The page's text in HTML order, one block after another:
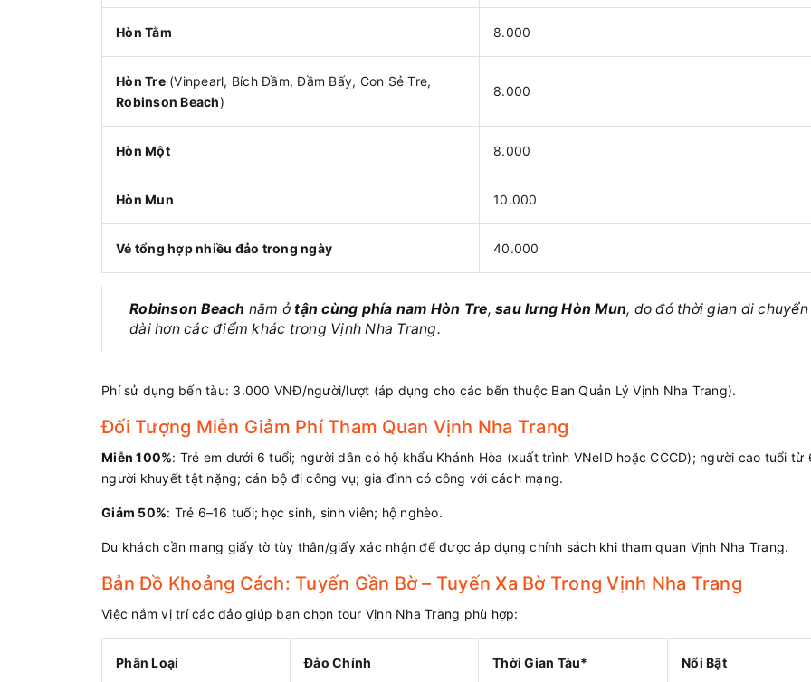
Hòn Tằm 8.000
Hòn Tre(Vinpearl, Bích Đầm, Đầm Bấy, Con Sẻ Tre,
Robinson Beach)
8.000
Hòn Một 8.000
Hòn Mun 10.000
Vé tổng hợp nhiều đảo trong ngày 40.000
Robinson Beach nằm ởtận cùng phía nam Hòn Tre, sau lưng Hòn Mun, do đó thời gian di chuyển
dài hơn các điểm khác trong Vịnh Nha Trang.
Phí sử dụng bến tàu: 3.000 VNĐ/người/lượt (áp dụng cho các bến thuộc Ban Quản Lý Vịnh Nha Trang).
Đối Tượng Miễn Giảm Phí Tham Quan Vịnh Nha Trang
Miễn 100%: Trẻ em dưới 6 tuổi; người dân có hộ khẩu Khánh Hòa (xuất trình VNeID hoặc CCCD); người cao tuổi từ
người khuyết tật nặng; cán bộ đi công vụ; gia đình có công với cách mạng.
Giảm 50%: Trẻ 6–16 tuổi; học sinh, sinh viên; hộ nghèo.
Du khách cần mang giấy tờ tùy thân/giấy xác nhận để được áp dụng chính sách khi tham quan Vịnh Nha Trang.
Bản Đồ Khoảng Cách: Tuyến Gần Bờ – Tuyến Xa Bờ Trong Vịnh Nha Trang
Việc nắm vị trí các đảo giúp bạn chọn tour Vịnh Nha Trang phù hợp:
Phân Loại Đảo Chính Thời Gian Tàu* Nổi Bật